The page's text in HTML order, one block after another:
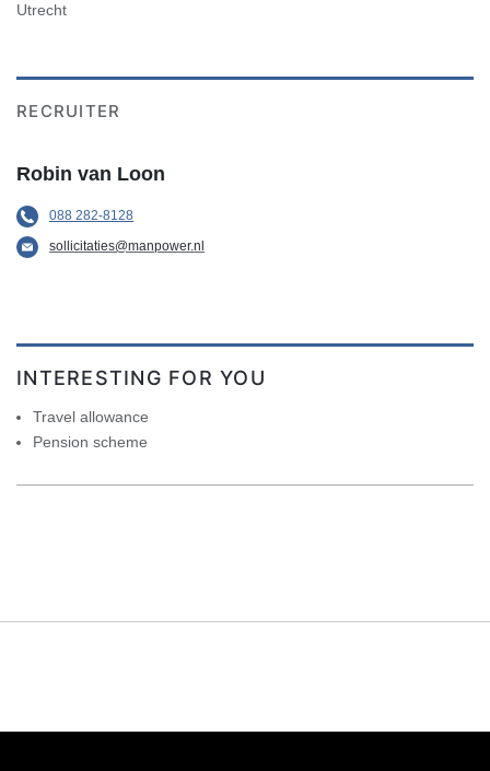
Utrecht
RECRUITER
Robin van Loon
088 282-8128
sollicitaties@manpower.nl
INTERESTING FOR YOU
Travel allowance
Pension scheme